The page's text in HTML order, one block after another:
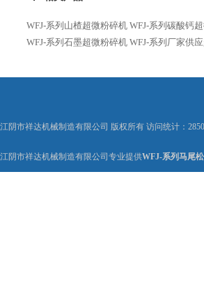
WFJ-系列山楂超微粉碎机 WFJ-系列碳酸钙
WFJ-系列石墨超微粉碎机 WFJ-系列厂家供
江阴市祥达机械制造有限公司 版权所有 访问统计：
江阴市祥达机械制造有限公司专业提供WFJ-系列马尾